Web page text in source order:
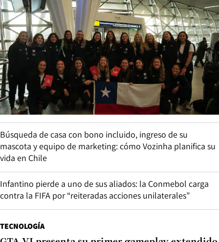
Búsqueda de casa con bono incluido, ingreso de su
mascota y equipo de marketing: cómo Vozinha planifica su
vida en Chile
Infantino pierde a uno de sus aliados: la Conmebol carga
contra la FIFA por “reiteradas acciones unilaterales”
TECNOLOGÍA